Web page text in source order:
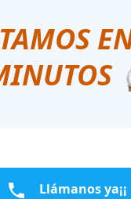
Llámanos ya¡¡